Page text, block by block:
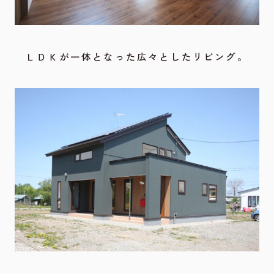
ＬＤＫが一体となった広々としたリビング。